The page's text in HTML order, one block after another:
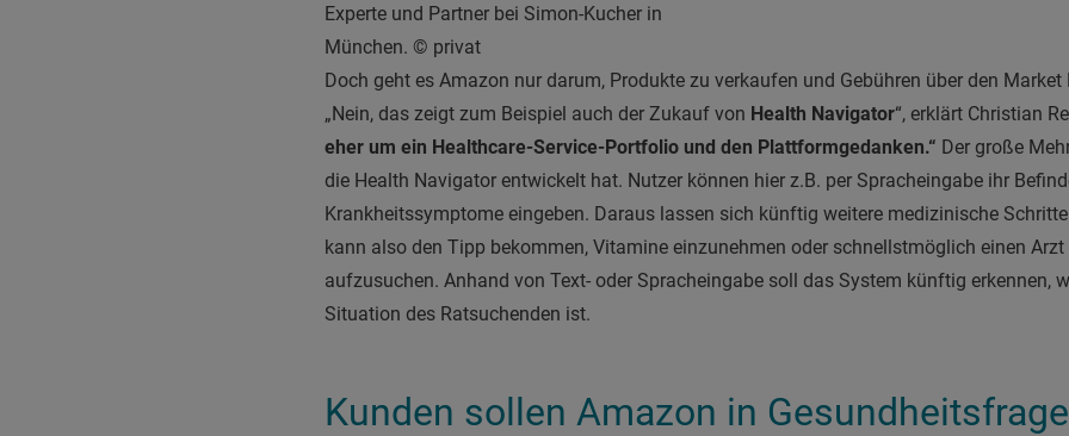
Experte und Partner bei Simon-Kucher in
München. © privat
Doch geht es Amazon nur darum, Produkte zu verkaufen und Gebühren über den Market
„Nein, das zeigt zum Beispiel auch der Zukauf von Health Navigator“, erklärt Christian
eher um ein Healthcare-Service-Portfolio und den Plattformgedanken.“ Der große
die Health Navigator entwickelt hat. Nutzer können hier z.B. per Spracheingabe ihr
Krankheitssymptome eingeben. Daraus lassen sich künftig weitere medizinische
kann also den Tipp bekommen, Vitamine einzunehmen oder schnellstmöglich einen
aufzusuchen. Anhand von Text- oder Spracheingabe soll das System künftig erkennen,
Situation des Ratsuchenden ist.
Kunden sollen Amazon in